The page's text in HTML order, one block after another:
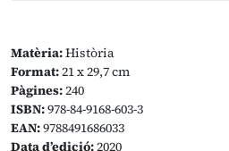
Matèria:Història
Format:21 x 29,7 cm
Pàgines:240
ISBN:978-84-9168-603-3
EAN:9788491686033
Data d’edició:2020